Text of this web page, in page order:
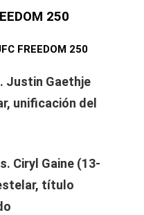
250
FREEDOM 250
Justin Gaethje
unificación del
Ciryl Gaine (13-
título